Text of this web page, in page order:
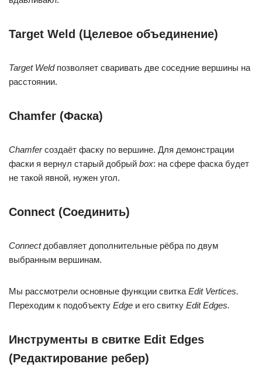
Target Weld (Целевое объединение)
Target Weldпозволяет сваривать две соседние вершины на
расстоянии.
Chamfer (Фаска)
Chamferсоздаёт фаску по вершине. Для демонстрации
фаски я вернул старый добрый box: на сфере фаска будет
не такой явной, нужен угол.
Connect (Соединить)
Connectдобавляет дополнительные рёбра по двум
выбранным вершинам.
Мы рассмотрели основные функции свитка Edit Vertices.
Переходим к подобъекту Edge и его свитку Edit Edges.
Инструменты в свитке Edit Edges
(Редактирование ребер)